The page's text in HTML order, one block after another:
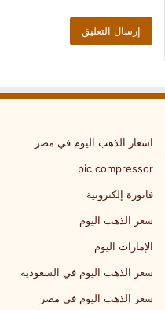
اسعار الذهب اليوم في مصر
pic compressor
فاتورة إلكترونية
سعر الذهب اليوم
الإمارات اليوم
سعر الذهب اليوم في السعودية
سعر الذهب اليوم في مصر